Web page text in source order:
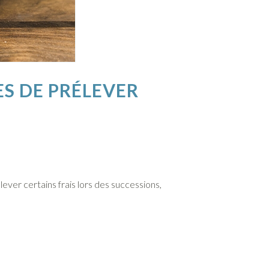
DE PRÉLEVER
certains frais lors des successions,